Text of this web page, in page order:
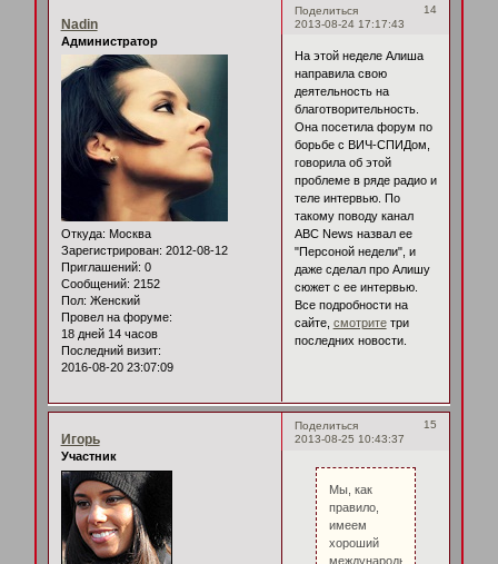
Поделиться
14
2013-08-24 17:17:43
Nadin
Администратор
Откуда: Москва
Зарегистрирован: 2012-08-12
Приглашений: 0
Сообщений: 2152
Пол: Женский
Провел на форуме:
18 дней 14 часов
Последний визит:
2016-08-20 23:07:09
На этой неделе Алиша
направила свою
деятельность на
благотворительность.
Она посетила форум по
борьбе с ВИЧ-СПИДом,
говорила об этой
проблеме в ряде радио и
теле интервью. По
такому поводу канал
ABC News назвал ее
"Персоной недели", и
даже сделал про Алишу
сюжет с ее интервью.
Все подробности на
сайте, смотритетри
последних новости.
Поделиться
15
2013-08-25 10:43:37
Игорь
Участник
Мы, как
правило,
имеем
хороший
международный